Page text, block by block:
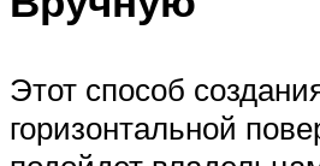
Этот способ
горизонтальной